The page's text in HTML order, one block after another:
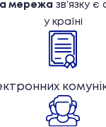
мережа звʼязку є
у країні